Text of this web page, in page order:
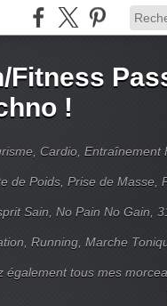
Fitness
!
Cardio, Entraînement
de Poids, Prise de Masse,
Sain, No Pain No Gain,
Running, Marche
également tous mes